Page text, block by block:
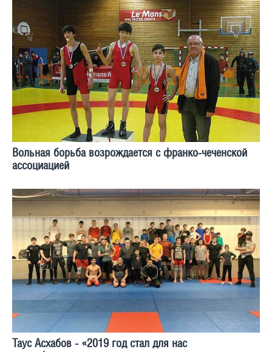
Вольная борьба возрождается с франко-чеченской
ассоциацией
Таус Асхабов - «2019 год стал для нас